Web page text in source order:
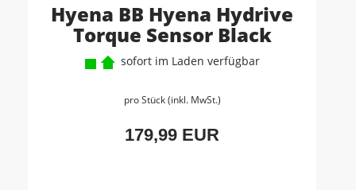
Hyena BB Hyena Hydrive
Torque Sensor Black
sofort im Laden verfügbar
pro Stück (inkl. MwSt.)
179,99 EUR